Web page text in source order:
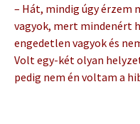
– Hát, mindig úgy érzem
vagyok, mert mindenért
engedetlen vagyok és
Volt egy-két olyan
pedig nem én voltam a